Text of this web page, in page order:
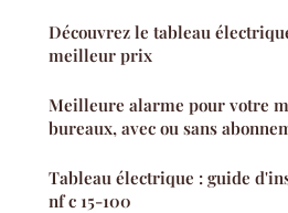
Découvrez le tableau
meilleur prix
Meilleure alarme pour votre
bureaux, avec ou sans
Tableau électrique : guide
nf c 15-100